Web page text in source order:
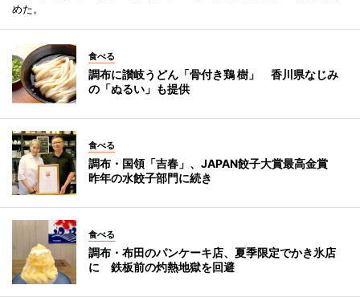
めた。
食べる
調布に讃岐うどん「骨付き鶏 樹」 香川県なじみ
の「ぬるい」も提供
食べる
調布・国領「吉春」、JAPAN餃子大賞最高金賞
昨年の水餃子部門に続き
食べる
調布・布田のパンケーキ店、夏季限定でかき氷店
に 鉄板前の灼熱地獄を回避